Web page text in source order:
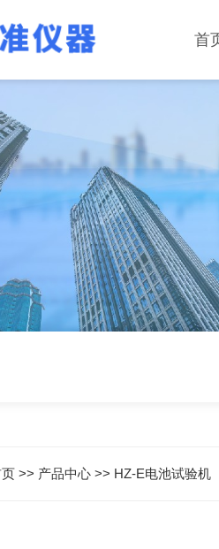
首
>> 产品中心>> HZ-E电池试验机